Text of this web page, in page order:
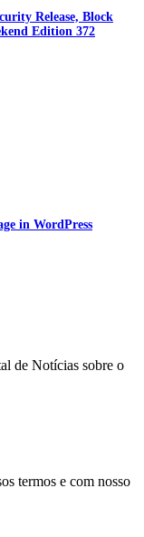
Release, Block
Edition 372
in WordPress
de Notícias sobre o
termos e com nosso